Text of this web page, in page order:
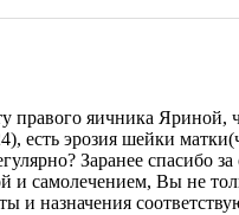
правого яичника
есть эрозия шейки
Заранее спасибо за
и самолечением, Вы не
и назначения